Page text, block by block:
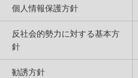
個人情報保護方針
反社会的勢力に対する基本方
針
勧誘方針